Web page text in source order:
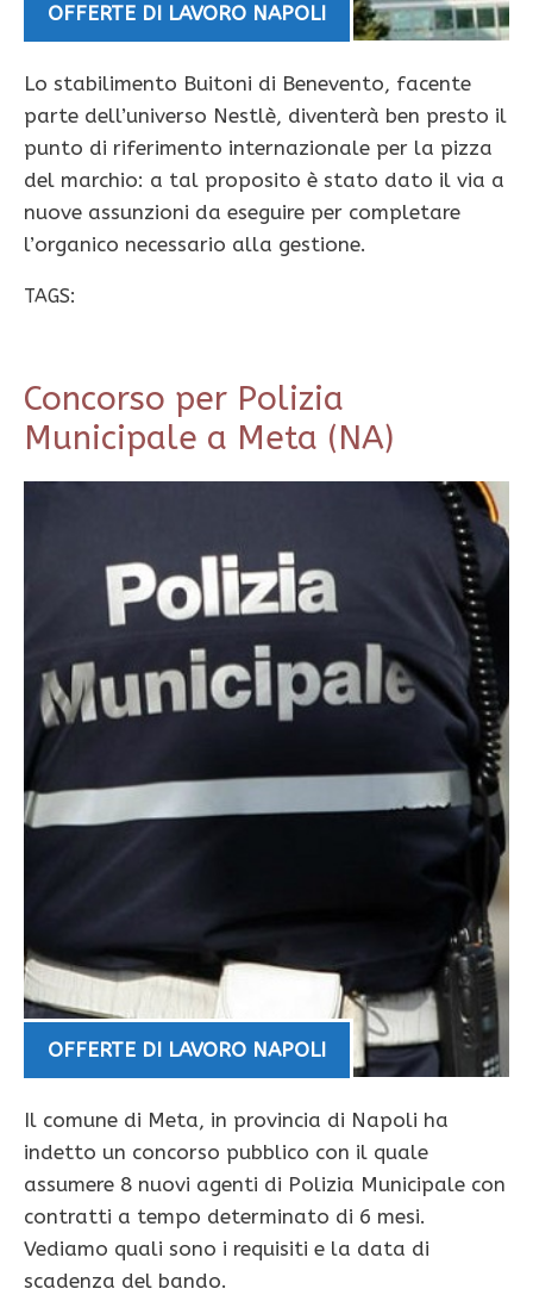
OFFERTE DI LAVORO NAPOLI
Lo stabilimento Buitoni di Benevento, facente
parte dell’universo Nestlè, diventerà ben presto il
punto di riferimento internazionale per la pizza
del marchio: a tal proposito è stato dato il via a
nuove assunzioni da eseguire per completare
l’organico necessario alla gestione.
TAGS:
Concorso per Polizia
Municipale a Meta (NA)
OFFERTE DI LAVORO NAPOLI
Il comune di Meta, in provincia di Napoli ha
indetto un concorso pubblico con il quale
assumere 8 nuovi agenti di Polizia Municipale con
contratti a tempo determinato di 6 mesi.
Vediamo quali sono i requisiti e la data di
scadenza del bando.